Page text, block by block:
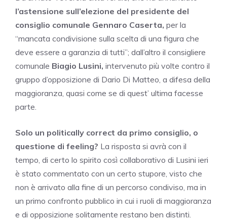
l’astensione sull’elezione del presidente del
consiglio comunale Gennaro Caserta, per la
“mancata condivisione sulla scelta di una figura che
deve essere a garanzia di tutti”; dall’altro il consigliere
comunale Biagio Lusini, intervenuto più volte contro il
gruppo d’opposizione di Dario Di Matteo, a difesa della
maggioranza, quasi come se di quest’ ultima facesse
parte.
Solo un politically correct da primo consiglio, o
questione di feeling? La risposta si avrà con il
tempo, di certo lo spirito così collaborativo di Lusini ieri
è stato commentato con un certo stupore, visto che
non è arrivato alla fine di un percorso condiviso, ma in
un primo confronto pubblico in cui i ruoli di maggioranza
e di opposizione solitamente restano ben distinti.